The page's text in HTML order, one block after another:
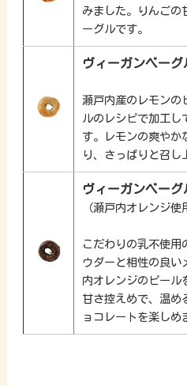
みました。りんごの
ーグルです。
ヴィーガンベー
瀬戸内産のレモンの
ルのレシピで加工し
す。レモンの爽やか
り、さっぱりと召し
ヴィーガンベー
（瀬戸内オレンジ使
こだわりの乳不使用
ウダーと相性の良い
内オレンジのピール
甘さ控えめで、温め
ョコレートを楽しめ